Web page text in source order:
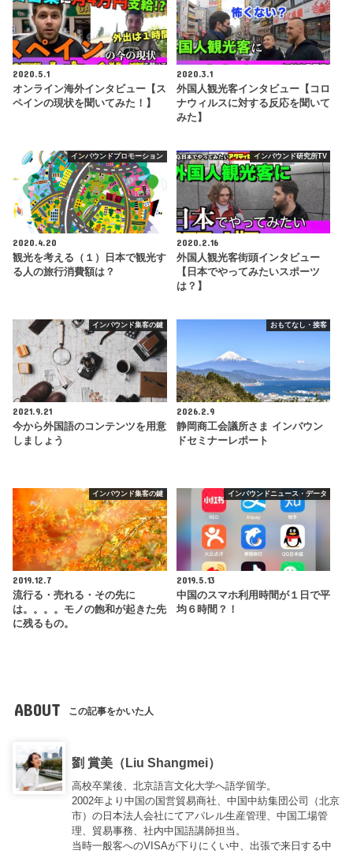
2020.5.1
オンライン海外インタビュー【ス
ペインの現状を聞いてみた！】
2020.3.1
外国人観光客インタビュー【コロ
ナウィルスに対する反応を聞いて
みた】
インバウンドプロモーション
2020.4.20
観光を考える（１）日本で観光す
る人の旅行消費額は？
インバウンド研究所TV
2020.2.16
外国人観光客街頭インタビュー
【日本でやってみたいスポーツ
は？】
インバウンド集客の鍵
2021.9.21
今から外国語のコンテンツを用意
しましょう
おもてなし・接客
2026.2.9
静岡商工会議所さま インバウン
ドセミナーレポート
インバウンド集客の鍵
2019.12.7
流行る・売れる・その先に
は。。。。モノの飽和が起きた先
に残るもの。
インバウンドニュース・データ
2019.5.13
中国のスマホ利用時間が１日で平
均６時間？！
ABOUT この記事をかいた人
劉 賞美（Liu Shangmei）
高校卒業後、北京語言文化大学へ語学留学。
2002年より中国の国営貿易商社、中国中紡集団公司（北京
市）の日本法人会社にてアパレル生産管理、中国工場管
理、貿易事務、社内中国語講師担当。
当時一般客へのVISAが下りにくい中、出張で来日する中